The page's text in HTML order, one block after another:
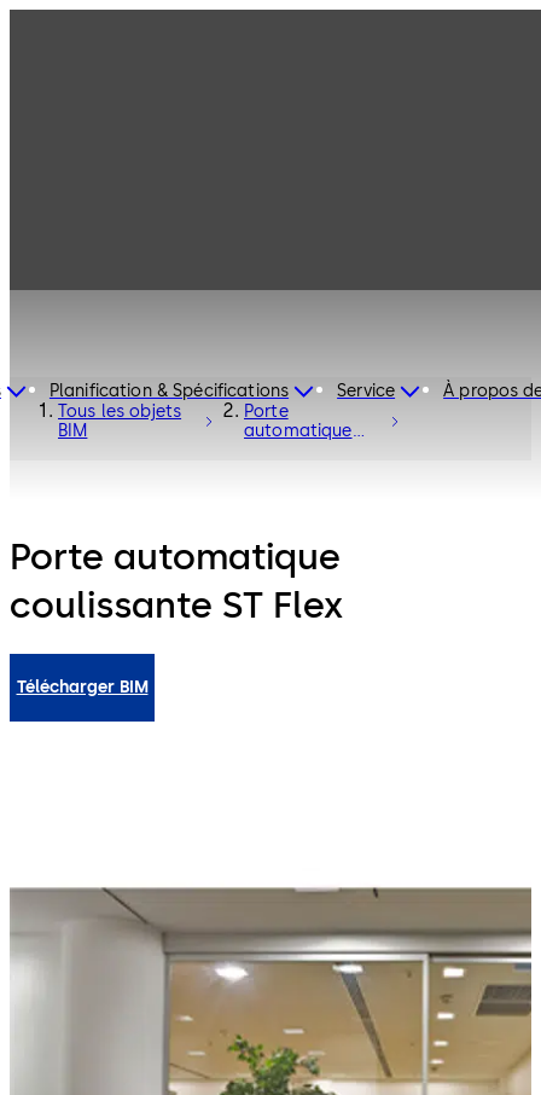
Planification & Spécifications Service
À propos
Tous les objets
BIM
Porte
automatique
Porte automatique
coulissante ST Flex
Télécharger BIM